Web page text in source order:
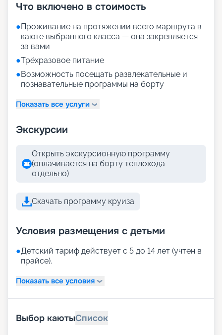
Что включено в стоимость
●Проживание на протяжении всего маршрута в
каюте выбранного класса — она закрепляется
за вами
●Трёхразовое питание
●Возможность посещать развлекательные и
познавательные программы на борту
Показать все услуги
Экскурсии
Открыть экскурсионную программу
(оплачивается на борту теплохода
отдельно)
Скачать программу круиза
Условия размещения с детьми
●Детский тариф действует с 5 до 14 лет (учтен в
прайсе).
Показать все условия
Выбор каютыСписок